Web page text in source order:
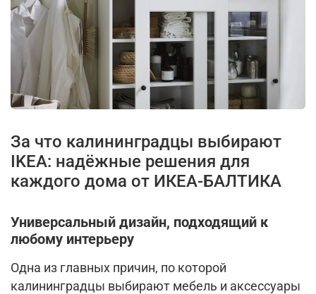
За что калининградцы выбирают
IKEA: надёжные решения для
каждого дома от ИКЕА-БАЛТИКА
Универсальный дизайн, подходящий к
любому интерьеру
Одна из главных причин, по которой
калининградцы выбирают мебель и аксессуары